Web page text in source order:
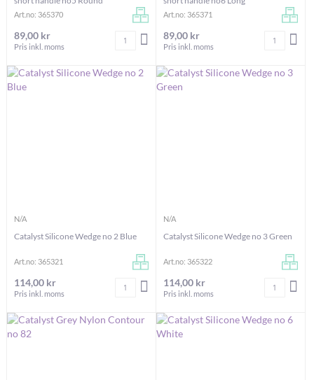
Art.no: 365370
89,00 kr
Pris inkl. moms
Antal LÄGG I VARUKORGEN
Art.no: 365371
89,00 kr
Pris inkl. moms
Antal
N/A
Catalyst Silicone Wedge no 2 Blue
Art.no: 365321
114,00 kr
Pris inkl. moms
Antal LÄGG I VARUKORGEN
N/A
Catalyst Silicone Wedge no 3 Green
Art.no: 365322
114,00 kr
Pris inkl. moms
Antal